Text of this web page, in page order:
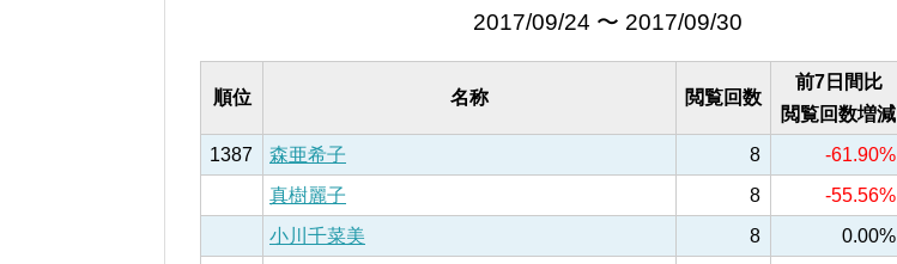
2017/09/24 〜 2017/09/30
順位 名称 閲覧回数
前7日間比
閲覧回数増減
1387
森亜希子 8 -61.90%
真樹麗子
8 -55.56%
小川千菜美
8 0.00%